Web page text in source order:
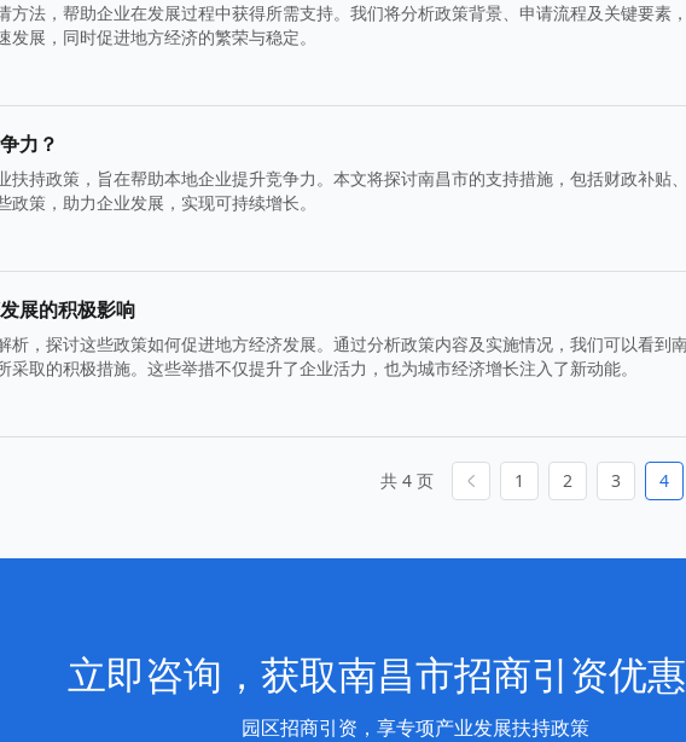
方法，帮助企业在发展过程中获得所需支持。我们将分析政策背景、申请流程及关键要素
展，同时促进地方经济的繁荣与稳定。
力？
扶持政策，旨在帮助本地企业提升竞争力。本文将探讨南昌市的支持措施，包括财政补贴
策，助力企业发展，实现可持续增长。
展的积极影响
析，探讨这些政策如何促进地方经济发展。通过分析政策内容及实施情况，我们可以看到
取的积极措施。这些举措不仅提升了企业活力，也为城市经济增长注入了新动能。
共 4 页 1 2 3 4
立即咨询，获取南昌市招商引资优
园区招商引资，享专项产业发展扶持政策